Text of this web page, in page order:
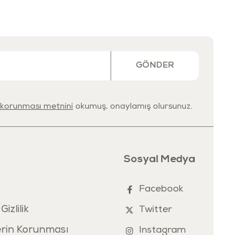
GÖNDER
metnini okumuş, onaylamış olursunuz.
Korunması
Sosyal Medya
Facebook
Twitter
Instagram